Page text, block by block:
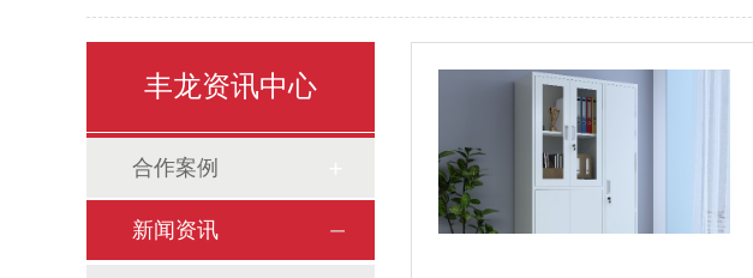
丰龙资讯中心
合作案例
新闻资讯